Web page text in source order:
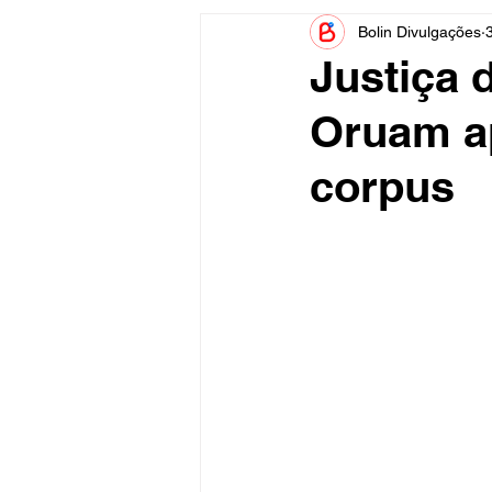
Informe Publicitário
Acidente Tecnologia
Nota de
Justiça
Oruam
corpus
Bolin Divulgações